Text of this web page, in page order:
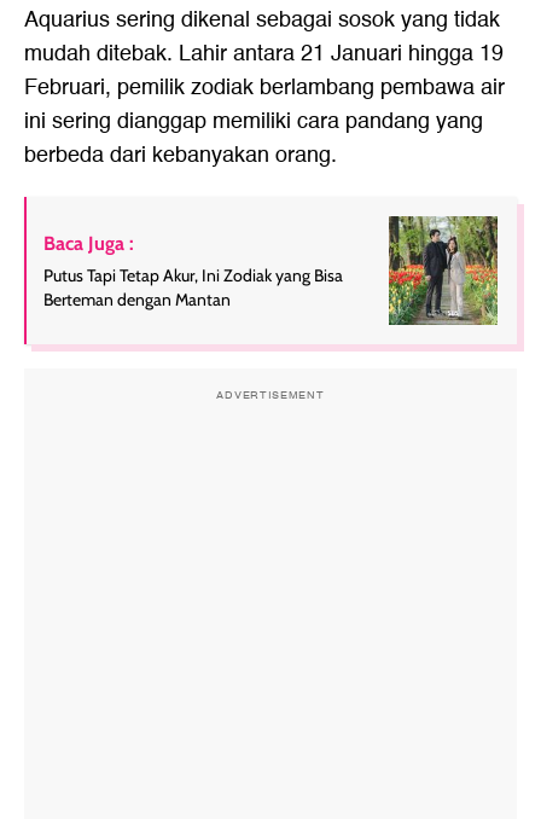
Aquarius sering dikenal sebagai sosok yang tidak
mudah ditebak. Lahir antara 21 Januari hingga 19
Februari, pemilik zodiak berlambang pembawa air
ini sering dianggap memiliki cara pandang yang
berbeda dari kebanyakan orang.
Baca Juga :
Putus Tapi Tetap Akur, Ini Zodiak yang Bisa
Berteman dengan Mantan
ADVERTISEMENT